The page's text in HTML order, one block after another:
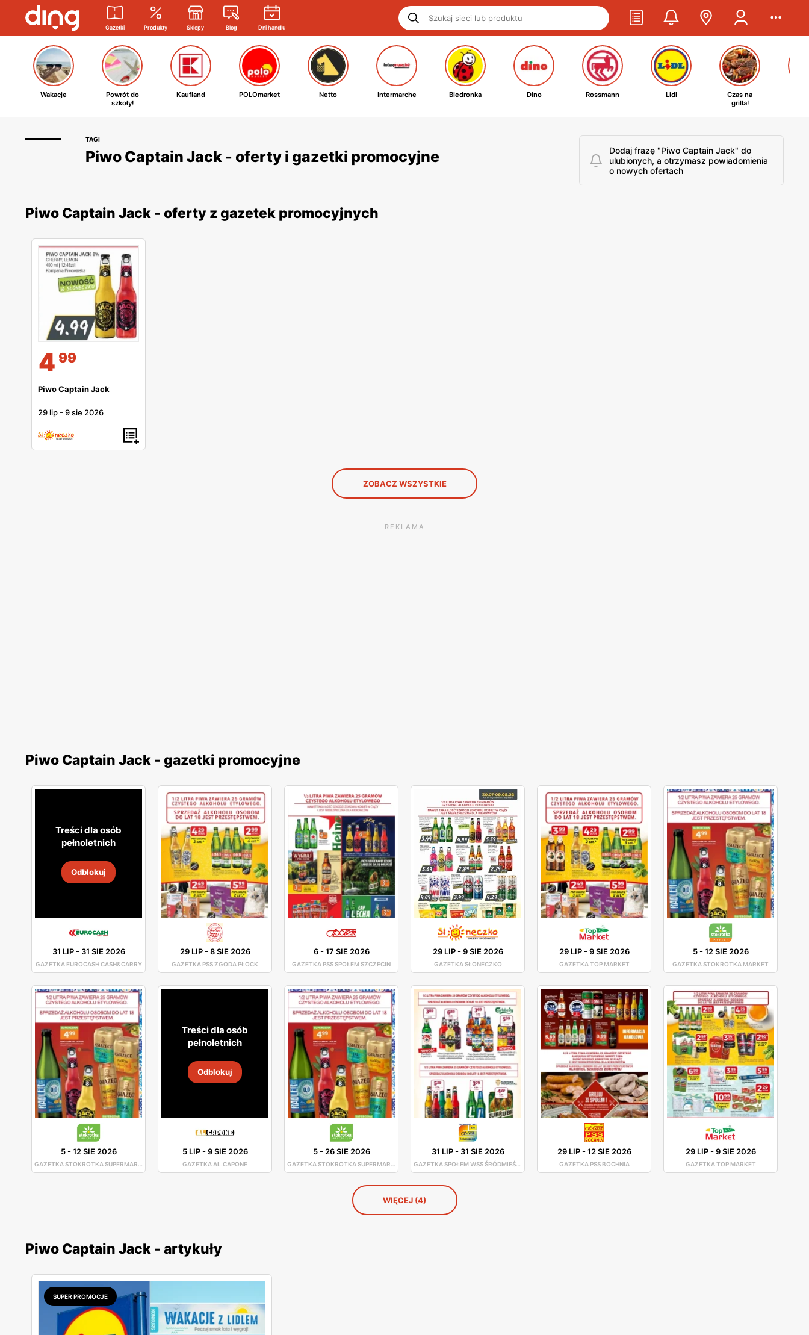
Gazetki Produkty Sklepy Blog Dni handlu
Wakacje
Powrót do
szkoły!
Kaufland POLOmarket Netto Intermarche Biedronka Dino Rossmann Lidl
Czas na
grilla!
TAGI
Piwo Captain Jack - oferty i gazetki promocyjne
Dodaj frazę "Piwo Captain Jack" do
ulubionych, a otrzymasz powiadomienia
o nowych ofertach
Piwo Captain Jack - oferty z gazetek promocyjnych
4 99
Piwo Captain Jack
29 lip -9 sie 2026
ZOBACZ WSZYSTKIE
REKLAMA
Piwo Captain Jack - gazetki promocyjne
Treści dla osób
pełnoletnich
Odblokuj
31 LIP- 31 SIE 2026
GAZETKA EUROCASH CASH&CARRY
29 LIP-8 SIE 2026
GAZETKA PSS ZGODA PŁOCK
6-17 SIE 2026
GAZETKA PSS SPOŁEM SZCZECIN
29 LIP-9 SIE 2026
GAZETKA SŁONECZKO
29 LIP-9 SIE 2026
GAZETKA TOP MARKET
5-12 SIE 2026
GAZETKA STOKROTKA MARKET
5-12 SIE 2026
GAZETKA STOKROTKA SUPERMARKET
Treści dla osób
pełnoletnich
Odblokuj
5 LIP-9 SIE 2026
GAZETKA AL.CAPONE
5- 26 SIE 2026
GAZETKA STOKROTKA SUPERMARKET
31 LIP- 31 SIE 2026
GAZETKA SPOŁEM WSS ŚRÓDMIEŚCIE
29 LIP-12 SIE 2026
GAZETKA PSS BOCHNIA
29 LIP-9 SIE 2026
GAZETKA TOP MARKET
WIĘCEJ (4)
Piwo Captain Jack - artykuły
SUPER PROMOCJE